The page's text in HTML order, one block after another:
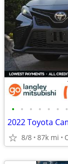
• • • • • • •
8/8 87k mi